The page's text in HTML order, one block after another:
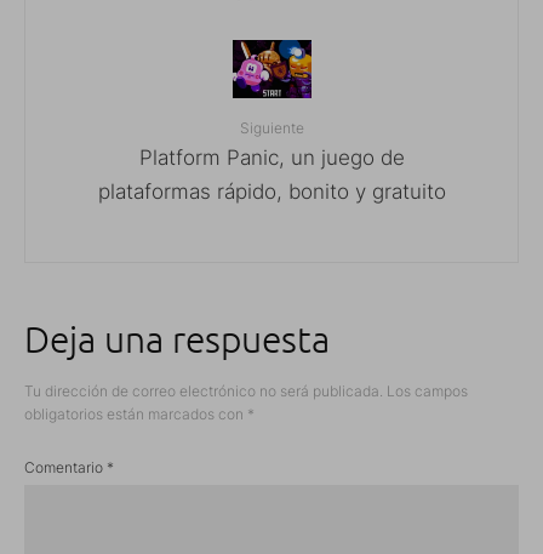
Siguiente
Platform Panic, un juego de
plataformas rápido, bonito y gratuito
Deja una respuesta
Tu dirección de correo electrónico no será publicada. Los campos
obligatorios están marcados con *
Comentario *